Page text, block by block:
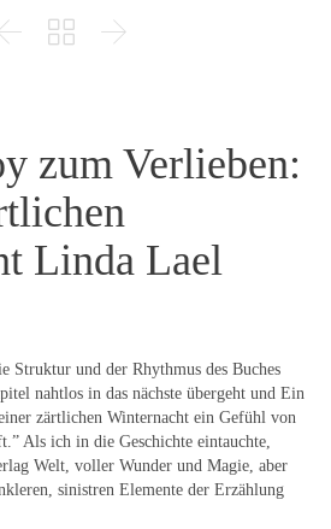
 
zum Verlieben:
Linda Lael
Struktur und der Rhythmus des Buches
nahtlos in das nächste übergeht und Ein
zärtlichen Winternacht ein Gefühl von
Als ich in die Geschichte eintauchte,
Welt, voller Wunder und Magie, aber
sinistren Elemente der Erzählung